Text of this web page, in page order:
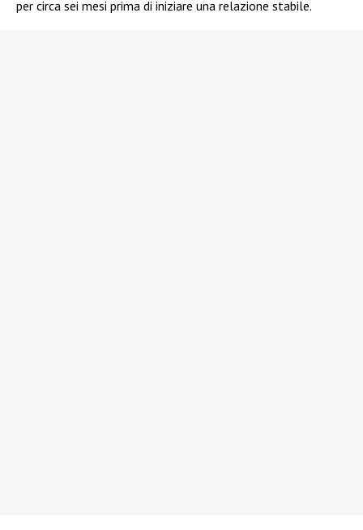
per circa sei mesi prima di iniziare una relazione stabile.